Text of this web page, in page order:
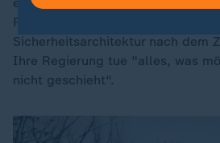
Frederiksen. Dies betreffe die
Sicherheitsarchitektur nach dem
Ihre Regierung tue "alles, was
nicht geschieht".